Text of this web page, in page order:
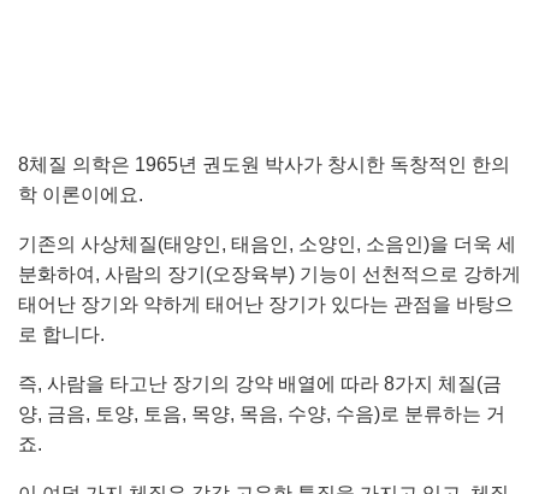
8체질 의학은 1965년 권도원 박사가 창시한 독창적인 한의
학 이론이에요.
기존의 사상체질(태양인, 태음인, 소양인, 소음인)을 더욱 세
분화하여, 사람의 장기(오장육부) 기능이 선천적으로 강하게
태어난 장기와 약하게 태어난 장기가 있다는 관점을 바탕으
로 합니다.
즉, 사람을 타고난 장기의 강약 배열에 따라 8가지 체질(금
양, 금음, 토양, 토음, 목양, 목음, 수양, 수음)로 분류하는 거
죠.